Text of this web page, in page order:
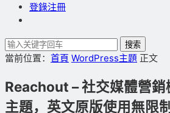
登錄注冊
搜索
當前位置： 首頁 WordPress主題 正文
Reachout – 社交媒體營
主題，英文原版使用無限